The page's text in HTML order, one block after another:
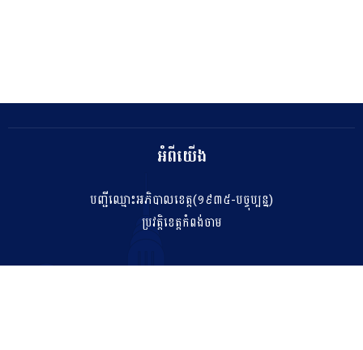
អំពីយើង
បញ្ជីឈ្មោះអភិបាលខេត្ត(១៩៣៥-បច្ចុប្បន្ន)
ប្រវត្តិខេត្តកំពង់ចាម